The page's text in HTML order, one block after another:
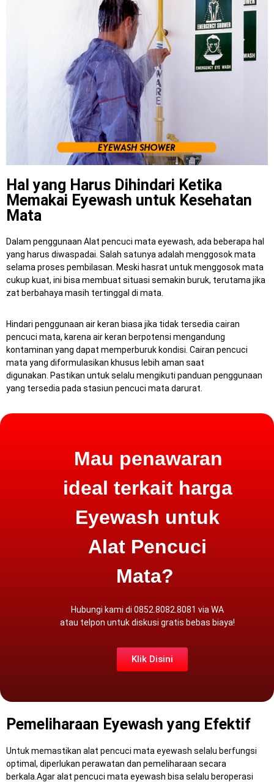
Hal yang Harus Dihindari Ketika
Memakai Eyewash untuk Kesehatan
Mata
Dalam penggunaan Alat pencuci mata eyewash, ada beberapa hal
yang harus diwaspadai. Salah satunya adalah menggosok mata
selama proses pembilasan. Meski hasrat untuk menggosok mata
cukup kuat, ini bisa membuat situasi semakin buruk, terutama jika
zat berbahaya masih tertinggal di mata.
Hindari penggunaan air keran biasa jika tidak tersedia cairan
pencuci mata, karena air keran berpotensi mengandung
kontaminan yang dapat memperburuk kondisi. Cairan pencuci
mata yang diformulasikan khusus lebih aman saat
digunakan. Pastikan untuk selalu mengikuti panduan penggunaan
yang tersedia pada stasiun pencuci mata darurat.
Mau penawaran
ideal terkait harga
Eyewash untuk
Alat Pencuci
Mata?
Hubungi kami di 0852.8082.8081 viaWA
atau telpon untuk diskusi gratis bebas biaya!
Klik Disini
Pemeliharaan Eyewash yang Efektif
Untuk memastikan alat pencuci mata eyewash selalu berfungsi
optimal, diperlukan perawatan dan pemeliharaan secara
berkala.Agar alat pencuci mata eyewash bisa selalu beroperasi